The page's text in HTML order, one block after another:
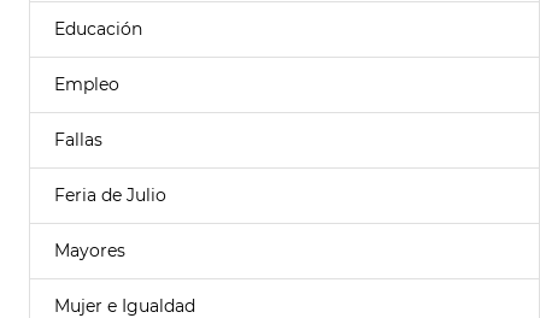
Educación
Empleo
Fallas
Feria de Julio
Mayores
Mujer e Igualdad